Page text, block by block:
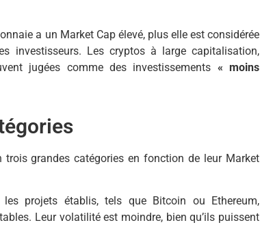
a un Market Cap élevé, plus elle est considérée
investisseurs. Les cryptos à large capitalisation,
jugées comme des investissements « moins
grandes catégories en fonction de leur Market
projets établis, tels que Bitcoin ou Ethereum,
Leur volatilité est moindre, bien qu’ils puissent